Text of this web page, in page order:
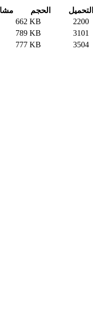
الحجم
التحميل
662 KB
2200
789 KB
3101
777 KB 3504